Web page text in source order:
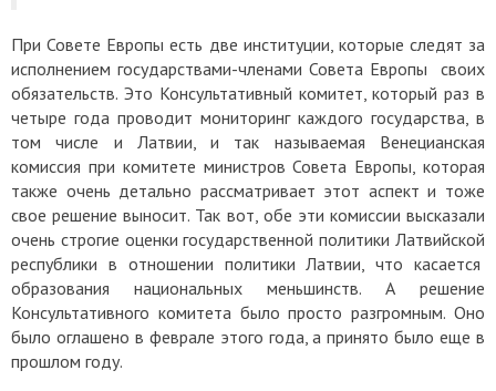
При Совете Европы есть две институции, которые следят за
исполнением государствами-членами Совета Европы своих
обязательств. Это Консультативный комитет, который раз в
четыре года проводит мониторинг каждого государства, в
том числе и Латвии, и так называемая Венецианская
комиссия при комитете министров Совета Европы, которая
также очень детально рассматривает этот аспект и тоже
свое решение выносит. Так вот, обе эти комиссии высказали
очень строгие оценки государственной политики Латвийской
республики в отношении политики Латвии, что касается
образования национальных меньшинств. А решение
Консультативного комитета было просто разгромным. Оно
было оглашено в феврале этого года, а принято было еще в
прошлом году.